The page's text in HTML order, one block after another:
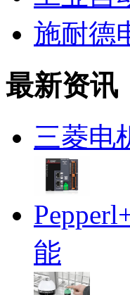
施耐德
最新资讯
三菱电
能